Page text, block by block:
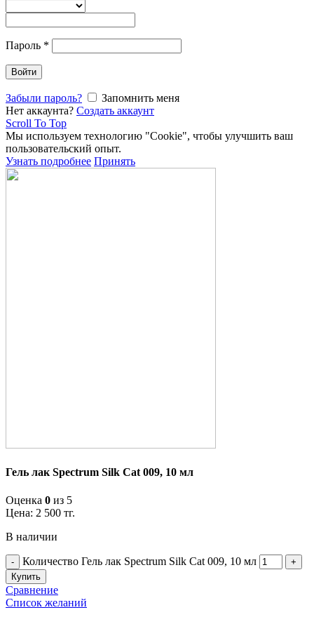
Пароль *
Войти
Забыли пароль?
Запомнить меня
Нет аккаунта? Создать аккаунт
Scroll To Top
Мы используем технологию "Cookie", чтобы улучшить ваш
пользовательский опыт.
Узнать подробнее Принять
Гель лак Spectrum Silk Cat 009, 10 мл
Оценка 0 из 5
Цена: 2 500 тг.
В наличии
Количество Гель лак Spectrum Silk Cat 009, 10 мл
Купить
Сравнение
Список желаний